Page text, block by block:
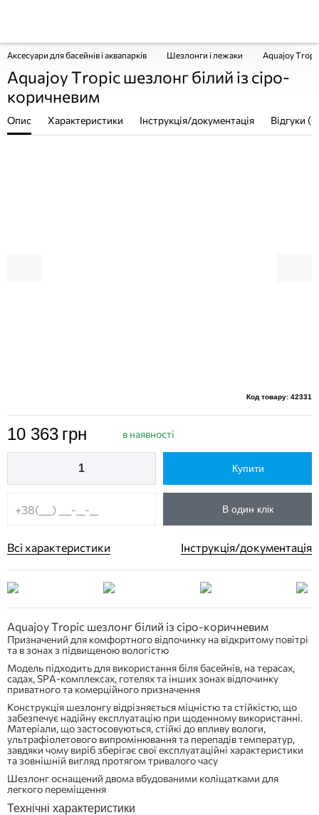
Аксесуари для басейнів і аквапарків Шезлонги і лежаки Aquajoy
Aquajoy Tropic шезлонг білий із сіро-
коричневим
Опис Характеристики Інструкція/документація Відгуки
Код товару: 42331
10 363 грн в наявності
Купити
В один клік
Всі характеристики Інструкція/документація
Aquajoy Tropic шезлонг білий із сіро-коричневим
Призначений для комфортного відпочинку на відкритому повітрі
та в зонах з підвищеною вологістю
Модель підходить для використання біля басейнів, на терасах,
садах, SPA-комплексах, готелях та інших зонах відпочинку
приватного та комерційного призначення
Конструкція шезлонгу відрізняється міцністю та стійкістю, що
забезпечує надійну експлуатацію при щоденному використанні.
Матеріали, що застосовуються, стійкі до впливу вологи,
ультрафіолетового випромінювання та перепадів температур,
завдяки чому виріб зберігає свої експлуатаційні характеристики
та зовнішній вигляд протягом тривалого часу
Шезлонг оснащений двома вбудованими коліщатками для
легкого переміщення
Технічні характеристики